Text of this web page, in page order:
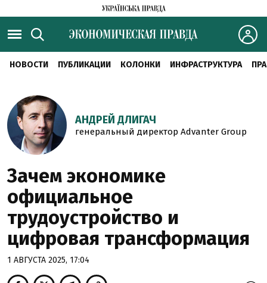
НОВОСТИ ПУБЛИКАЦИИ КОЛОНКИ ИНФРАСТРУКТУРА
АНДРЕЙ ДЛИГАЧ
генеральный директор Advanter Group
Зачем экономике
официальное
трудоустройство и
цифровая трансформация
1 АВГУСТА 2025, 17:04